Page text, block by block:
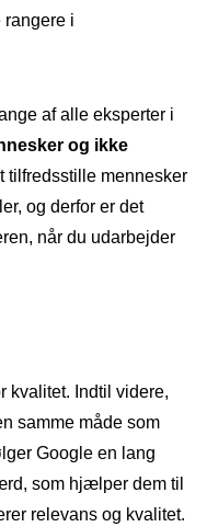
rangere i
af alle eksperter i
og ikke
tilfredsstille mennesker
og derfor er det
når du udarbejder
kvalitet. Indtil videre,
samme måde som
Google en lang
som hjælper dem til
relevans og kvalitet.